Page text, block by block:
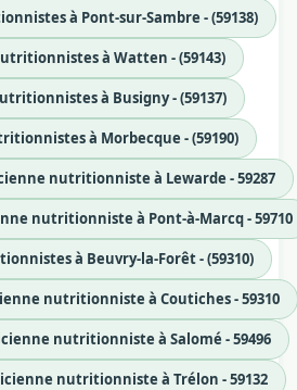
à Pont-sur-Sambre - (59138)
à Watten - (59143)
à Busigny - (59137)
à Morbecque - (59190)
nutritionniste à Lewarde - 59287
nutritionniste à Pont-à-Marcq - 59710
à Beuvry-la-Forêt - (59310)
nutritionniste à Coutiches - 59310
nutritionniste à Salomé - 59496
nutritionniste à Trélon - 59132